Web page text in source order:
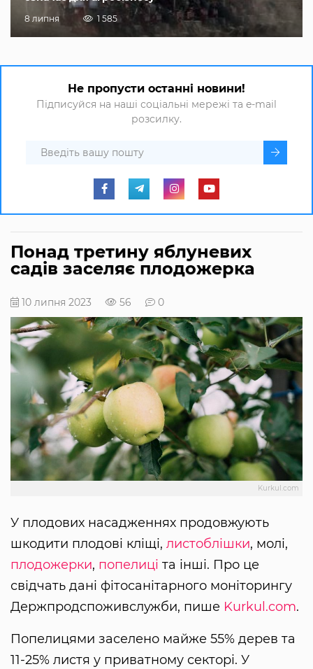
8 липня 1 585
Не пропусти останні новини!
Підписуйся на наші соціальні мережі та e-mail
розсилку.
Понад третину яблуневих
садів заселяє плодожерка
10 липня 2023 56 0
Kurkul.com
У плодових насадженнях продовжують
шкодити плодові кліщі, листоблішки, молі,
плодожерки, попелиці та інші. Про це
свідчать дані фітосанітарного моніторингу
Держпродспоживслужби, пише Kurkul.com.
Попелицями заселено майже 55% дерев та
11-25% листя у приватному секторі. У